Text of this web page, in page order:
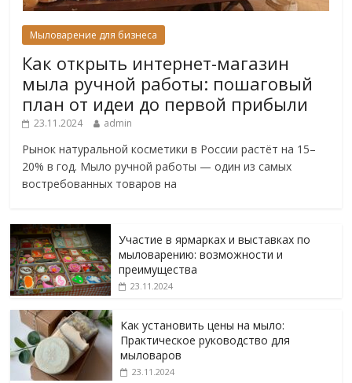
Мыловарение для бизнеса
Как открыть интернет-магазин
мыла ручной работы: пошаговый
план от идеи до первой прибыли
23.11.2024 admin
Рынок натуральной косметики в России растёт на 15–
20% в год. Мыло ручной работы — один из самых
востребованных товаров на
Участие в ярмарках и выставках по
мыловарению: возможности и
преимущества
23.11.2024
Как установить цены на мыло:
Практическое руководство для
мыловаров
23.11.2024